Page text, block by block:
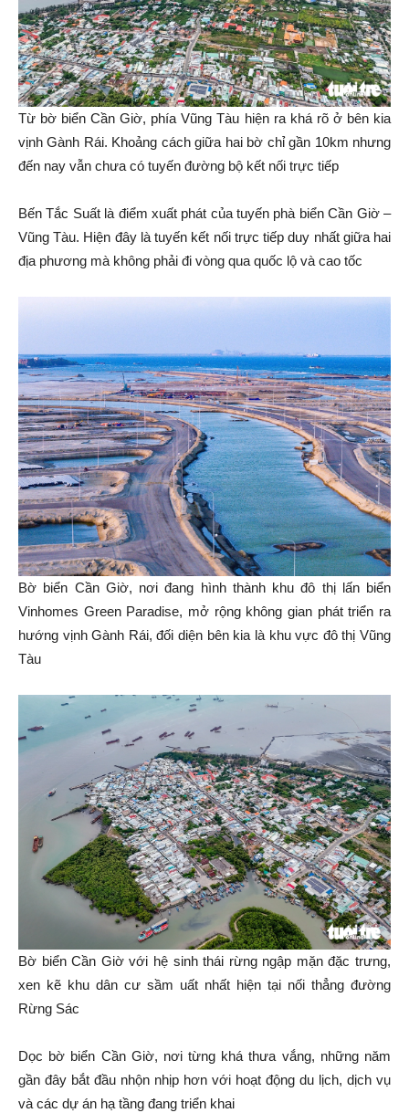
Từ bờ biển Cần Giờ, phía Vũng Tàu hiện ra khá rõ ở bên kia
vịnh Gành Rái. Khoảng cách giữa hai bờ chỉ gần 10km nhưng
đến nay vẫn chưa có tuyến đường bộ kết nối trực tiếp
Bến Tắc Suất là điểm xuất phát của tuyến phà biển Cần Giờ –
Vũng Tàu. Hiện đây là tuyến kết nối trực tiếp duy nhất giữa hai
địa phương mà không phải đi vòng qua quốc lộ và cao tốc
Bờ biển Cần Giờ, nơi đang hình thành khu đô thị lấn biển
Vinhomes Green Paradise, mở rộng không gian phát triển ra
hướng vịnh Gành Rái, đối diện bên kia là khu vực đô thị Vũng
Tàu
Bờ biển Cần Giờ với hệ sinh thái rừng ngập mặn đặc trưng,
xen kẽ khu dân cư sầm uất nhất hiện tại nối thẳng đường
Rừng Sác
Dọc bờ biển Cần Giờ, nơi từng khá thưa vắng, những năm
gần đây bắt đầu nhộn nhịp hơn với hoạt động du lịch, dịch vụ
và các dự án hạ tầng đang triển khai